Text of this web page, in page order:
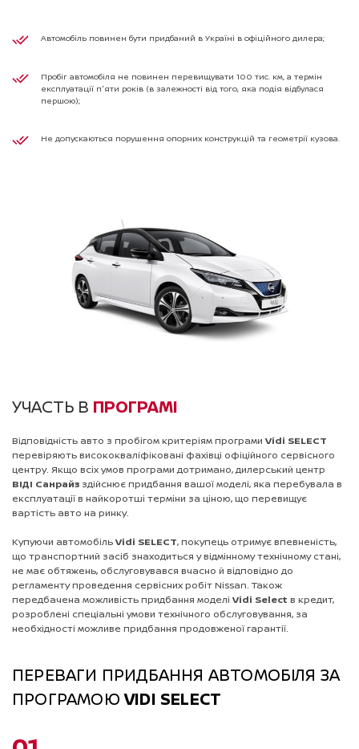
Автомобіль повинен бути придбаний в Україні в офіційного дилера;
Пробіг автомобіля не повинен перевищувати 100 тис. км, а термін
експлуатації п'яти років (в залежності від того, яка подія відбулася
першою);
Не допускаються порушення опорних конструкцій та геометрії кузова.
УЧАСТЬ В ПРОГРАМІ
Відповідність авто з пробігом критеріям програми Vidi SELECT
перевіряють висококваліфіковані фахівці офіційного сервісного
центру. Якщо всіх умов програми дотримано, дилерський центр
ВІДІ Санрайз здійснює придбання вашої моделі, яка перебувала в
експлуатації в найкоротші терміни за ціною, що перевищує
вартість авто на ринку.
Купуючи автомобільVidi SELECT, покупець отримує впевненість,
що транспортний засіб знаходиться у відмінному технічному стані,
не має обтяжень, обслуговувався вчасно й відповідно до
регламенту проведення сервісних робіт Nissan. Також
передбачена можливість придбання моделі Vidi Select в кредит,
розроблені спеціальні умови технічного обслуговування, за
необхідності можливе придбання продовженої гарантії.
ПЕРЕВАГИ ПРИДБАННЯ АВТОМОБІЛЯ ЗА
ПРОГРАМОЮVIDI SELECT